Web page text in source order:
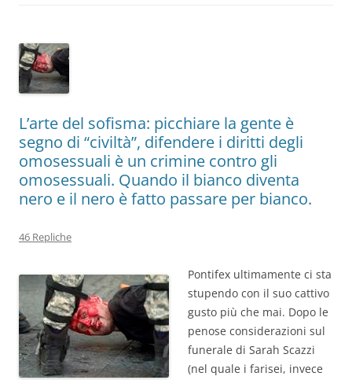
L’arte del sofisma: picchiare la gente è
segno di “civiltà”, difendere i diritti degli
omosessuali è un crimine contro gli
omosessuali. Quando il bianco diventa
nero e il nero è fatto passare per bianco.
46 Repliche
Pontifex ultimamente ci sta
stupendo con il suo cattivo
gusto più che mai. Dopo le
penose considerazioni sul
funerale di Sarah Scazzi
(nel quale i farisei, invece